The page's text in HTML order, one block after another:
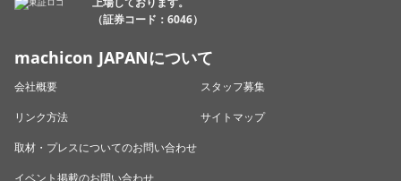
（証券コード：6046）
machicon JAPANについて
会社概要
スタッフ募集
リンク方法
サイトマップ
取材・プレスについてのお問い合わせ
イベント掲載のお問い合わせ